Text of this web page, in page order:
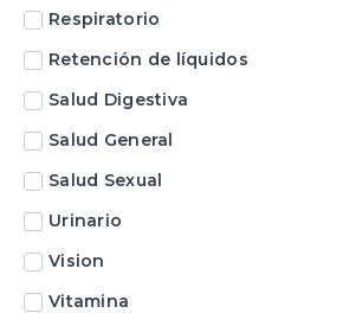
Respiratorio
Retención de líquidos
Salud Digestiva
Salud General
Salud Sexual
Urinario
Vision
Vitamina